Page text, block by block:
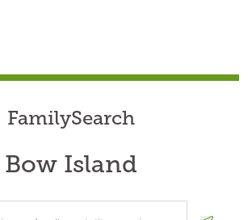
FamilySearch
Bow Island